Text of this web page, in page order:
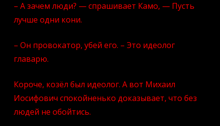
– А зачем люди? — спрашивает Камо, — Пусть
лучше одни кони.
– Он провокатор, убей его. – Это идеолог
главарю.
Короче, козёл был идеолог. А вот Михаил
Иосифович спокойненько доказывает, что без
людей не обойтись.